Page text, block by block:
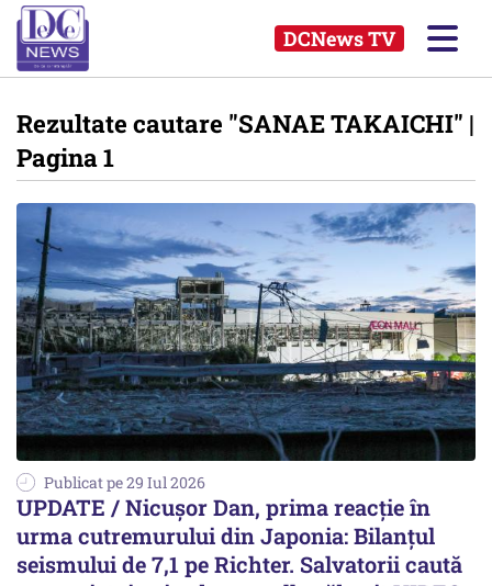
DCNews TV
Rezultate cautare "SANAE TAKAICHI" |
Pagina 1
Publicat pe 29 Iul 2026
UPDATE / Nicușor Dan, prima reacție în
urma cutremurului din Japonia: Bilanțul
seismului de 7,1 pe Richter. Salvatorii caută